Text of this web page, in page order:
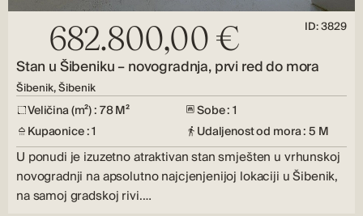
682.800,00 € ID: 3829
Stan u Šibeniku – novogradnja, prvi red do mora
Šibenik, Šibenik
Veličina (m²) : 78 M²
Sobe : 1
Kupaonice : 1
Udaljenost od mora : 5 M
U ponudi je izuzetno atraktivan stan smješten u vrhunskoj
novogradnji na apsolutno najcjenjenijoj lokaciji u Šibenik,
na samoj gradskoj rivi.…